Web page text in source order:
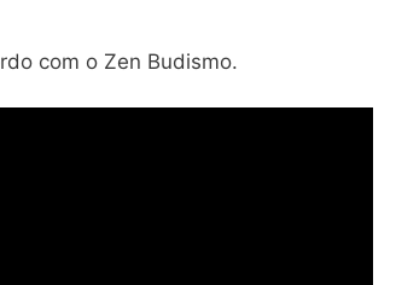
com o Zen Budismo.